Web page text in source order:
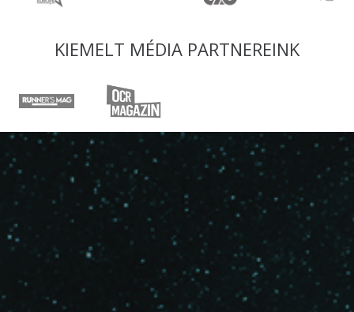
KIEMELT MÉDIA PARTNEREINK